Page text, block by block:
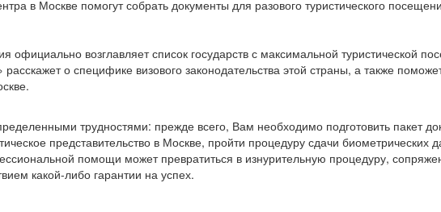
в Москве помогут собрать документы для разового туристического
возглавляет список государств с максимальной туристической
о специфике визового законодательства этой страны, а также
трудностями: прежде всего, Вам необходимо подготовить пакет
представительство в Москве, пройти процедуру сдачи биометрических
помощи может превратиться в изнурительную процедуру,
какой-либо гарантии на успех.